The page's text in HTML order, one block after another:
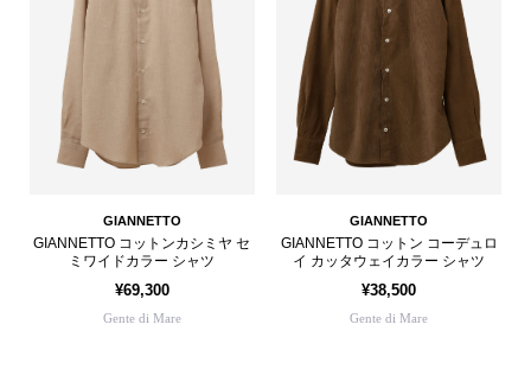
GIANNETTO
GIANNETTO コットンカシミヤ セ
ミワイドカラー シャツ
¥69,300
Gente di Mare
GIANNETTO
GIANNETTO コットン コーデュロ
イ カッタウェイカラー シャツ
¥38,500
Gente di Mare